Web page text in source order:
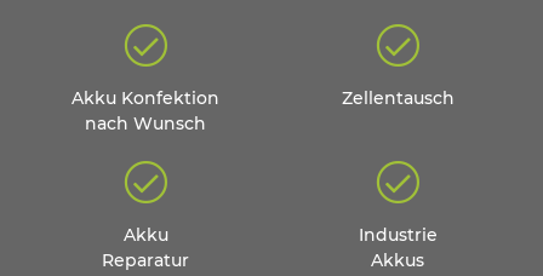
Akku Konfektion
nach Wunsch
Zellentausch
Akku
Reparatur
Industrie
Akkus